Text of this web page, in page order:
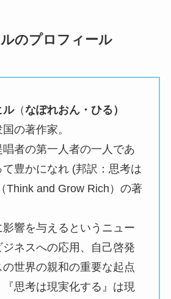
のプロフィール
ル（なぽれおん・ひる）
の著作家。
唱者の第一人者の一人であ
て豊かになれ (邦訳：思考は
Think and Grow Rich）の著
影響を与えるというニュー
ネスへの応用、自己啓発
世界の親和の重要な起点
思考は現実化する』は現